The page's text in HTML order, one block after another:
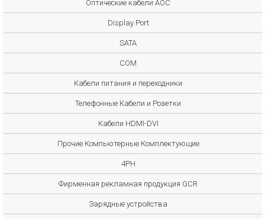
Оптические кабели AOC
Display Port
SATA
COM
Кабели питания и переходники
Телефонные Кабели и Розетки
Кабели HDMI-DVI
Прочие Компьютерные Комплектующие
4PH
Фирменная рекламная продукция GCR
Зарядные устройства